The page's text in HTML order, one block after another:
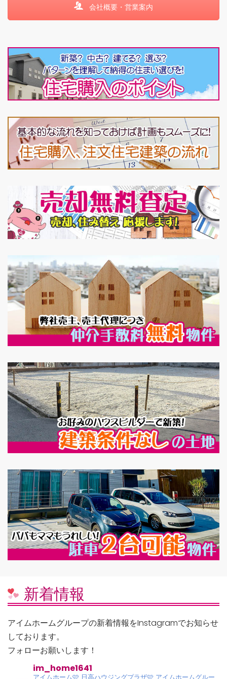
会社概要・営業案内
新着情報
アイムホームグループの新着情報をInstagramでお知らせ
しております。
フォローお願いします！
im_home1641